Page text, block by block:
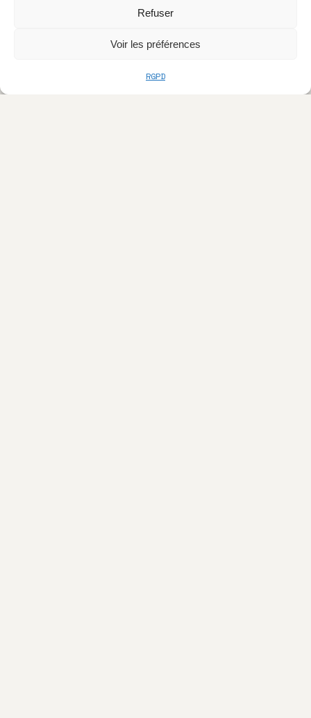
Refuser
Voir les préférences
RGPD